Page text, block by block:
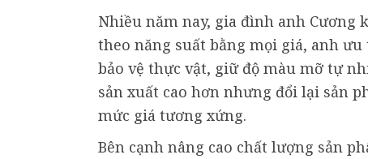
Nhiều năm nay, gia đình anh Cương
theo năng suất bằng mọi giá, anh
bảo vệ thực vật, giữ độ màu mỡ tự
sản xuất cao hơn nhưng đổi lại sản
mức giá tương xứng.
Bên cạnh nâng cao chất lượng sản